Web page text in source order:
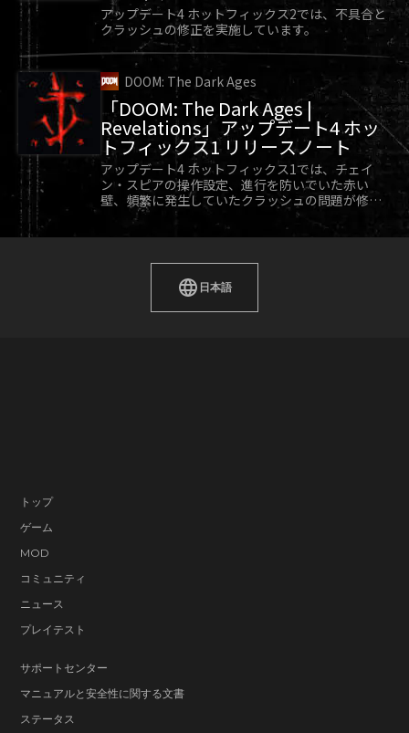
アップデート4 ホットフィックス2では、不具合と
クラッシュの修正を実施しています。
DOOM: The Dark Ages
「DOOM: The Dark Ages |
Revelations」アップデート4 ホッ
トフィックス1 リリースノート
アップデート4 ホットフィックス1では、チェイ
ン・スピアの操作設定、進行を防いでいた赤い
壁、頻繁に発生していたクラッシュの問題が修正
されています。
日本語
トップ
ゲーム
MOD
コミュニティ
ニュース
プレイテスト
サポートセンター
マニュアルと安全性に関する文書
ステータス